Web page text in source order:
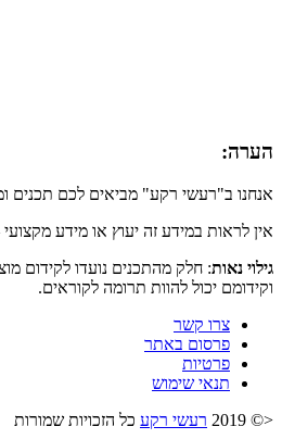
הערה:
אנחנו ב"רעשי רקע" מביאים לכם תכנים
אין לראות במידע זה יעוץ או מידע
גילוי נאות: חלק מהתכנים נועדו לקידום
וקידומם יכול להוות תרומה לקוראים.
צרו קשר
פרסום באתר
פרטיות
תנאי שימוש
<© 2019
רעשי רקע כל הזכויות שמורות